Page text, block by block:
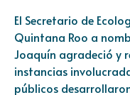
El Secretario de
Quintana Roo a
Joaquín agradeció y
instancias
públicos